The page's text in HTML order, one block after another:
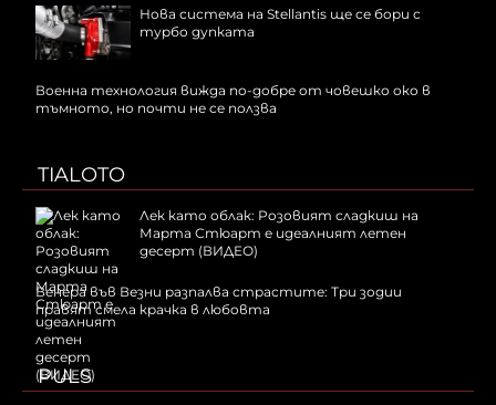
Нова система на Stellantis ще се бори с
турбо дупката
Военна технология вижда по-добре от човешко око в
тъмното, но почти не се ползва
TIALOTO
Лек като облак: Розовият сладкиш на
Марта Стюарт е идеалният летен
десерт (ВИДЕО)
Венера във Везни разпалва страстите: Три зодии
правят смела крачка в любовта
PULS